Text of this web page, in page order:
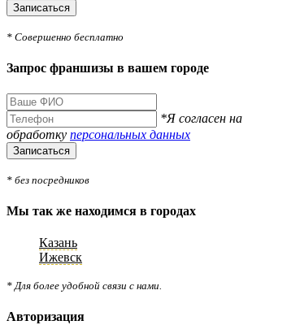
Записаться
* Совершенно бесплатно
Запрос франшизы в вашем городе
*Я согласен на
обработку персональных данных
Записаться
* без посредников
Мы так же находимся в городах
Казань
Ижевск
* Для более удобной связи с нами.
Авторизация